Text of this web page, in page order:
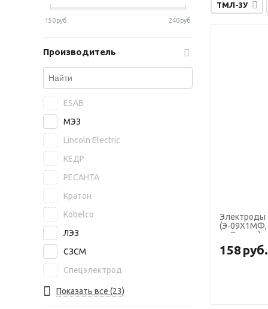
ТМЛ-3У
Электроды
(Э-09Х1МФ,
кг, Ротекс)
158руб.
150руб. 240руб.
Производитель
ESAB
МЭЗ
Lincoln Electric
КЕДР
РЕСАНТА
Кратон
Kobelco
ЛЭЗ
СЗСМ
Спецэлектрод
NITTETSU
Показать все (23)